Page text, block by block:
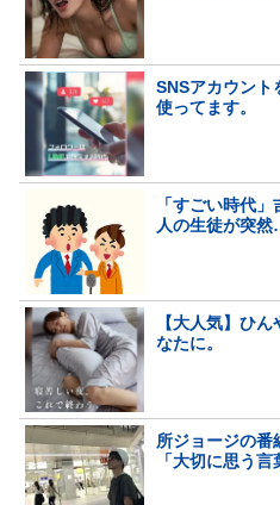
SNSアカウント
使ってます。
「すごい時代
人の生徒が突
【大人気】ひ
なたに。
所ジョージの番
「大切に思う言